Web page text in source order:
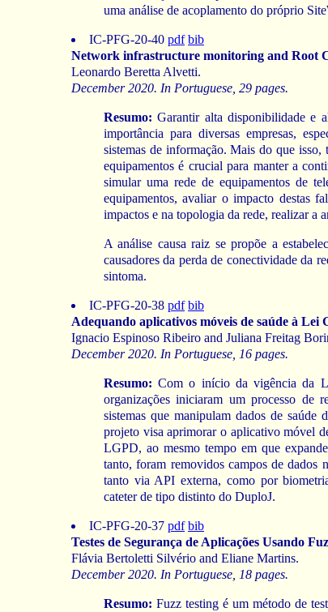
uma análise de acoplamento do próprio
IC-PFG-20-40 pdf bib
Network infrastructure monitoring and Root
Leonardo Beretta Alvetti.
December 2020. In Portuguese, 29 pages.
Resumo: Garantir alta disponibilidade e
importância para diversas empresas,
sistemas de informação. Mais do que isso,
equipamentos é crucial para manter a
simular uma rede de equipamentos de
equipamentos, avaliar o impacto destas
impactos e na topologia da rede, realizar a
A análise causa raiz se propõe a
causadores da perda de conectividade da
sintoma.
IC-PFG-20-38 pdf bib
Adequando aplicativos móveis de saúde à Lei
Ignacio Espinoso Ribeiro and Juliana Freitag
December 2020. In Portuguese, 16 pages.
Resumo: Com o início da vigência da
organizações iniciaram um processo de
sistemas que manipulam dados de saúde
projeto visa aprimorar o aplicativo móvel
LGPD, ao mesmo tempo em que
tanto, foram removidos campos de dados
tanto via API externa, como por
cateter de tipo distinto do DuploJ.
IC-PFG-20-37 pdf bib
Testes de Segurança de Aplicações Usando
Flávia Bertoletti Silvério and Eliane Martins.
December 2020. In Portuguese, 18 pages.
Resumo: Fuzz testing é um método de